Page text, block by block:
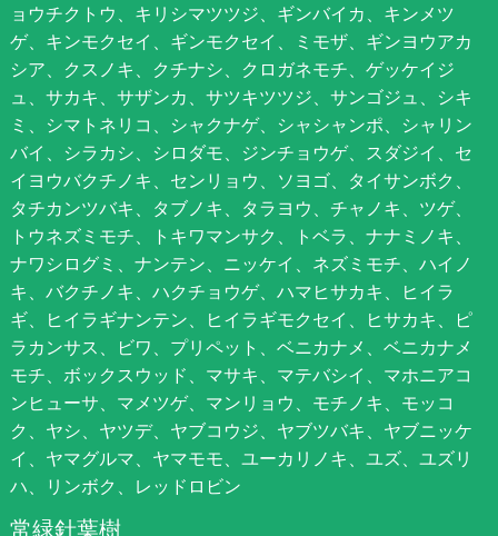
ョウチクトウ、キリシマツツジ、ギンバイカ、キンメツ
ゲ、キンモクセイ、ギンモクセイ、ミモザ、ギンヨウアカ
シア、クスノキ、クチナシ、クロガネモチ、ゲッケイジ
ュ、サカキ、サザンカ、サツキツツジ、サンゴジュ、シキ
ミ、シマトネリコ、シャクナゲ、シャシャンポ、シャリン
バイ、シラカシ、シロダモ、ジンチョウゲ、スダジイ、セ
イヨウバクチノキ、センリョウ、ソヨゴ、タイサンボク、
タチカンツバキ、タブノキ、タラヨウ、チャノキ、ツゲ、
トウネズミモチ、トキワマンサク、トベラ、ナナミノキ、
ナワシログミ、ナンテン、ニッケイ、ネズミモチ、ハイノ
キ、バクチノキ、ハクチョウゲ、ハマヒサカキ、ヒイラ
ギ、ヒイラギナンテン、ヒイラギモクセイ、ヒサカキ、ピ
ラカンサス、ビワ、プリペット、ベニカナメ、ベニカナメ
モチ、ボックスウッド、マサキ、マテバシイ、マホニアコ
ンヒューサ、マメツゲ、マンリョウ、モチノキ、モッコ
ク、ヤシ、ヤツデ、ヤブコウジ、ヤブツバキ、ヤブニッケ
イ、ヤマグルマ、ヤマモモ、ユーカリノキ、ユズ、ユズリ
ハ、リンボク、レッドロビン
常緑針葉樹